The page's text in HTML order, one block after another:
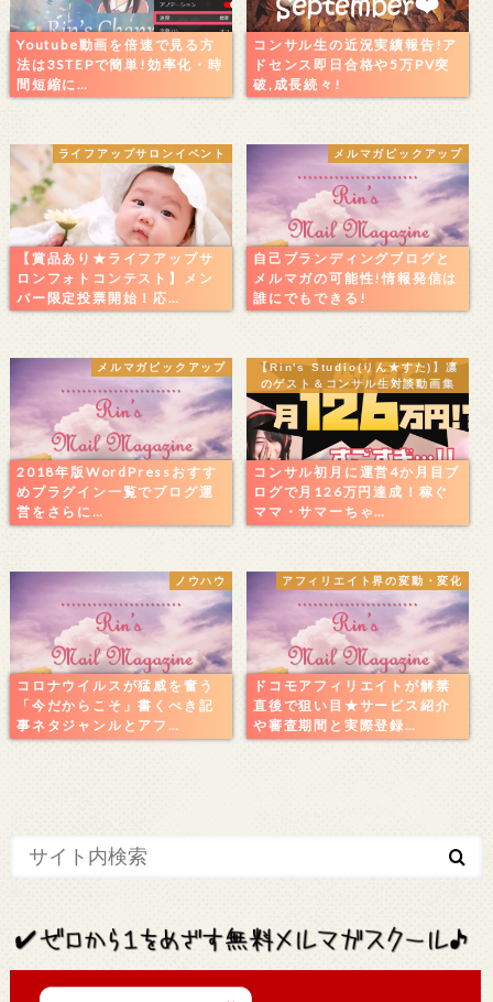
Youtube動画を倍速で見る方
法は3STEPで簡単!効率化・時
間短縮に…
コンサル生の近況実績報告!ア
ドセンス即日合格や5万PV突
破,成長続々!
ライフアップサロンイベント
【賞品あり★ライフアップサ
ロンフォトコンテスト】メン
バー限定投票開始！応…
メルマガピックアップ
自己ブランディングブログと
メルマガの可能性!情報発信は
誰にでもできる!
メルマガピックアップ
2018年版WordPressおすす
めプラグイン一覧でブログ運
営をさらに…
【Rin's Studio(りん★すた)】凛
のゲスト＆コンサル生対談動画集
コンサル初月に運営4か月目ブ
ログで月126万円達成！稼ぐ
ママ・サマーちゃ…
ノウハウ
コロナウイルスが猛威を奮う
「今だからこそ」書くべき記
事ネタジャンルとアフ…
アフィリエイト界の変動・変化
ドコモアフィリエイトが解禁
直後で狙い目★サービス紹介
や審査期間と実際登録…